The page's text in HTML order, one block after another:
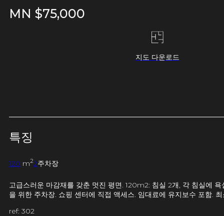
MN $75,000
지도 다운로드
특징
120 m22주차장
고급스러운 마감재를 갖춘 멋진 평면. 120m2: 침실 2개, 각 침실에
을 위한 주차장. 쇼핑 센터에 직접 액세스. 임대료에 유지보수 포함.
ref: 302